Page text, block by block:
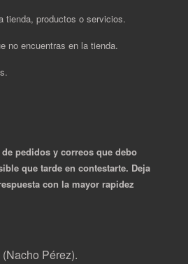
tienda, productos o servicios.
no encuentras en la tienda.
pedidos y correos que debo
que tarde en contestarte. Deja
con la mayor rapidez
Pérez).